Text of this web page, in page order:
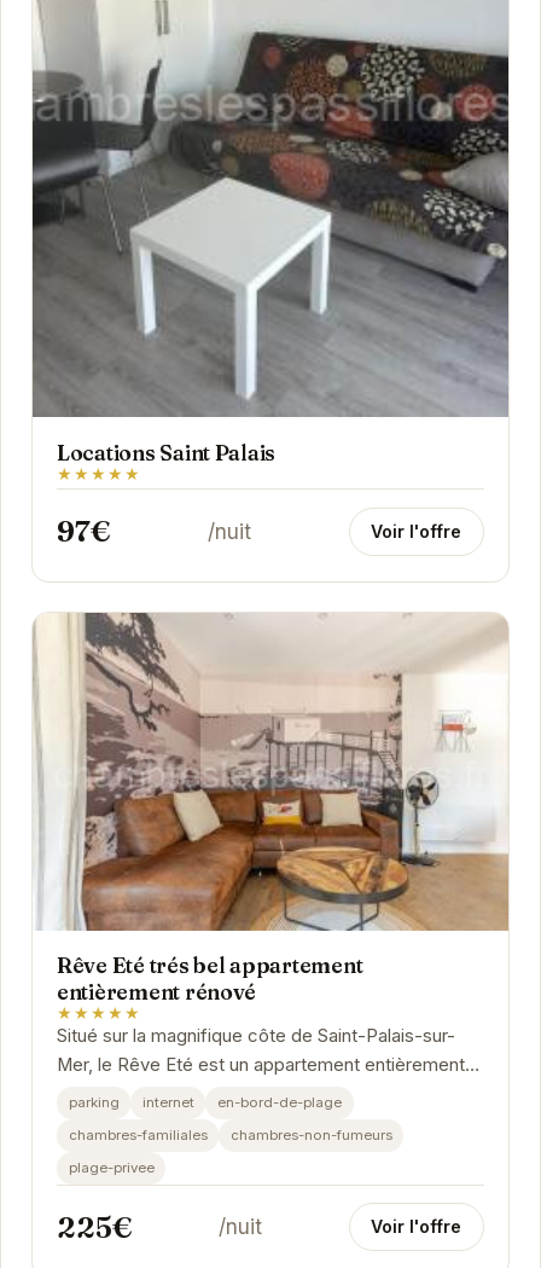
Locations Saint Palais
★★★★★
97€ /nuit Voir l'offre
Rêve Eté trés bel appartement
entièrement rénové
★★★★★
Situé sur la magnifique côte de Saint-Palais-sur-
Mer, le Rêve Eté est un appartement entièrement
rénové offrant un cadre idéal pour des...
parking internet
en-bord-de-plage
chambres-familiales
chambres-non-fumeurs
plage-privee
225€ /nuit Voir l'offre